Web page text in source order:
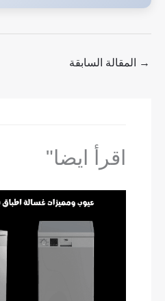
→ المقالة السابقة
اقرأ ايضا"